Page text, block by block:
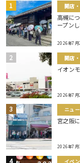
開店
高槻に
ープン
2026年7月
開店
イオン
2026年7月
ニュ
宮之阪
2026年7月
イベ